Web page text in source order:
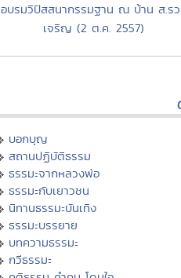
อบรมวิปัสสนากรรมฐาน ณ บ้าน ส.ร
เจริญ (2 ต.ค. 2557)
บอกบุญ
สถานปฏิบัติธรรม
ธรรมะจากหลวงพ่อ
ธรรมะกับเยาวชน
นิทานธรรมะบันเทิง
ธรรมะบรรยาย
บทความธรรมะ
กวีธรรมะ